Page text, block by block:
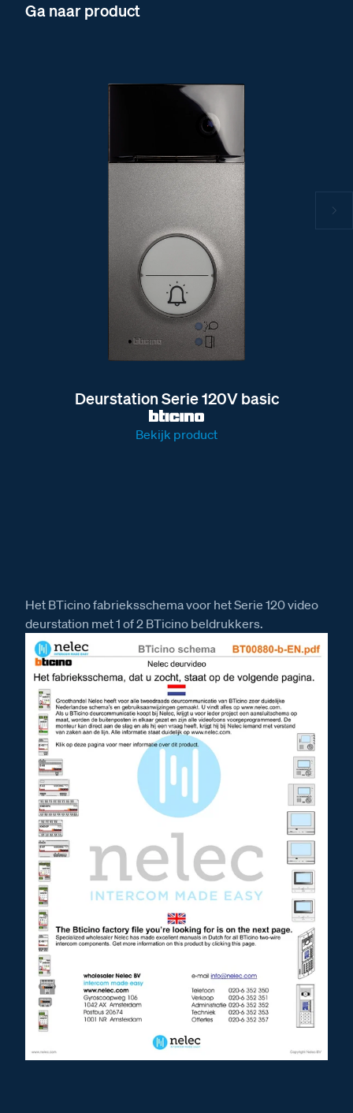
Ga naar product
Deurstation Serie 120V basic
Bekijk product
Het BTicino fabrieksschema voor het Serie 120 video
deurstation met 1 of 2 BTicino beldrukkers.